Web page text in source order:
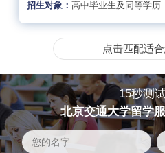
招生对象： 高中毕业生及同等学历
点击匹配适
15秒测
北京交通大学留学